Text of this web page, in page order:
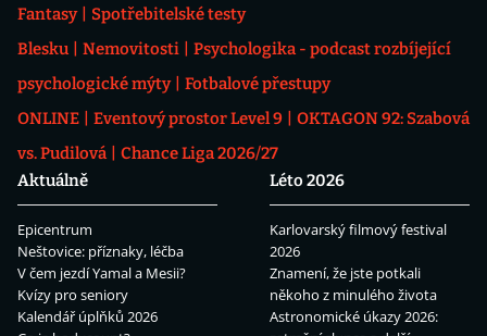
Fantasy
Spotřebitelské testy
Blesku
Nemovitosti
Psychologika - podcast rozbíjející
psychologické mýty
Fotbalové přestupy
ONLINE
Eventový prostor Level 9
OKTAGON 92: Szabová
vs. Pudilová
Chance Liga 2026/27
Aktuálně
Epicentrum
Neštovice: příznaky, léčba
V čem jezdí Yamal a Mesii?
Kvízy pro seniory
Kalendář úplňků 2026
Léto 2026
Karlovarský filmový festival
2026
Znamení, že jste potkali
někoho z minulého života
Astronomické úkazy 2026: